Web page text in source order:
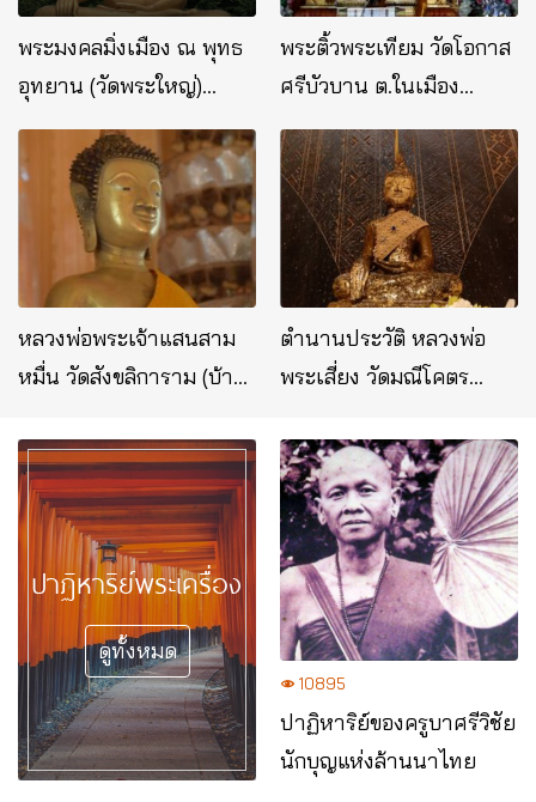
พระมงคลมิ่งเมือง ณ พุทธ
อุทยาน (วัดพระใหญ่)
อ.เมือง จ.อำนาจเจริญ
พระติ้วพระเทียม วัดโอกาส
ศรีบัวบาน ต.ในเมือง
อ.เมือง จ.นครพนม
หลวงพ่อพระเจ้าแสนสาม
หมื่น วัดสังขลิการาม (บ้าน
ตำนานประวัติ หลวงพ่อ
พระเสี่ยง วัดมณีโคตร
ปาฏิหาริย์พระเครื่อง
ดูทั้งหมด
10895
ปาฏิหาริย์ของครูบาศรีวิชัย
นักบุญแห่งล้านนาไทย